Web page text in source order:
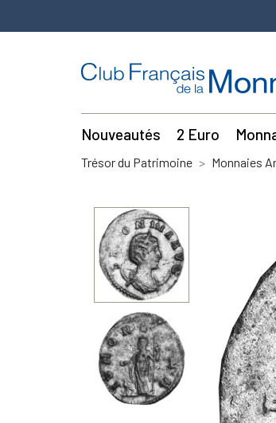
Nouveautés 2 Euro
Trésor du Patrimoine Monnaies